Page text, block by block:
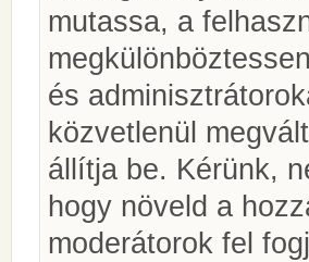
mutassa, a
és
közvetlenül
állítja be. Kérünk,
hogy növeld a
moderátorok fel